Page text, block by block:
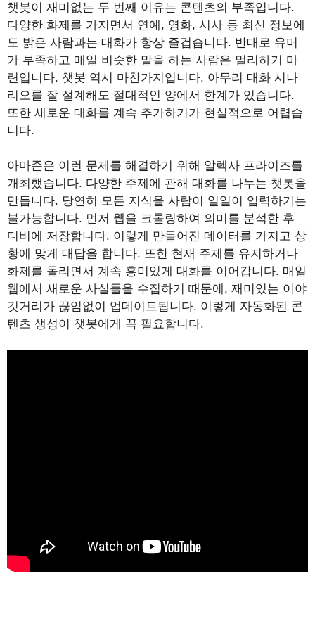
챗봇이 재미없는 두 번째 이유는 콘텐츠의 부족입니다.
다양한 화제를 가지면서 연예, 영화, 시사 등 최신 정보에
도 밝은 사람과는 대화가 항상 즐겁습니다. 반대로 유머
가 부족하고 매일 비슷한 말을 하는 사람은 멀리하기 마
련입니다. 챗봇 역시 마찬가지입니다. 아무리 대화 시나
리오를 잘 설계해도 절대적인 양에서 한계가 있습니다.
또한 새로운 대화를 계속 추가하기가 현실적으로 어렵습
니다.
아마존은 이런 문제를 해결하기 위해 알렉사 프라이즈를
개최했습니다. 다양한 주제에 관해 대화를 나누는 챗봇을
만듭니다. 당연히 모든 지식을 사람이 일일이 입력하기는
불가능합니다. 먼저 웹을 크롤링하여 의미를 분석한 후
디비에 저장합니다. 이렇게 만들어진 데이터를 가지고 상
황에 맞게 대답을 합니다. 또한 현재 주제를 유지하거나
화제를 돌리면서 계속 흥미있게 대화를 이어갑니다. 매일
웹에서 새로운 사실들을 수집하기 때문에, 재미있는 이야
깃거리가 끊임없이 업데이트됩니다. 이렇게 자동화된 콘
텐츠 생성이 챗봇에게 꼭 필요합니다.